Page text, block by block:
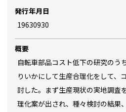
発行年月日
19630930
概要
自転車部品コスト低下の研究のう
りいかにして生産合理化をして、
討した。まず生産現状の実地調査
理化案が出され、種々検討の結果